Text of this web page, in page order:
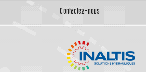
Contactez-nous